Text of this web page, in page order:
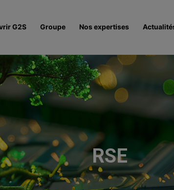
G2S Groupe Nos expertises
RSE